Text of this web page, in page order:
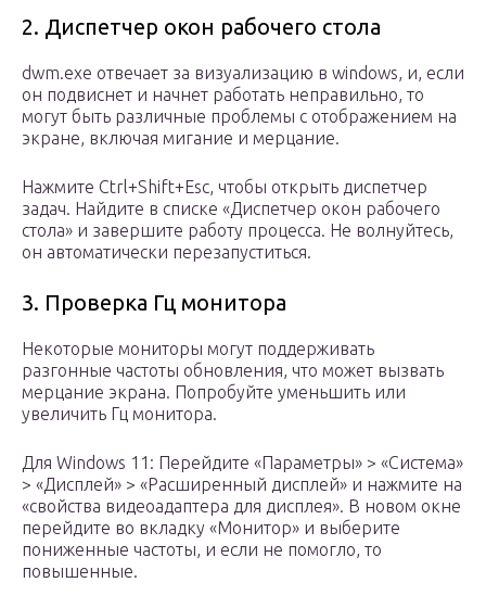
2. Диспетчер окон рабочего стола
dwm.exe отвечает за визуализацию в windows, и, если
он подвиснет и начнет работать неправильно, то
могут быть различные проблемы с отображением на
экране, включая мигание и мерцание.
Нажмите Ctrl+Shift+Esc, чтобы открыть диспетчер
задач. Найдите в списке «Диспетчер окон рабочего
стола» и завершите работу процесса. Не волнуйтесь,
он автоматически перезапуститься.
3. Проверка Гц монитора
Некоторые мониторы могут поддерживать
разгонные частоты обновления, что может вызвать
мерцание экрана. Попробуйте уменьшить или
увеличить Гц монитора.
Для Windows 11: Перейдите «Параметры» > «Система»
> «Дисплей» > «Расширенный дисплей» и нажмите на
«свойства видеоадаптера для дисплея». В новом окне
перейдите во вкладку «Монитор» и выберите
пониженные частоты, и если не помогло, то
повышенные.